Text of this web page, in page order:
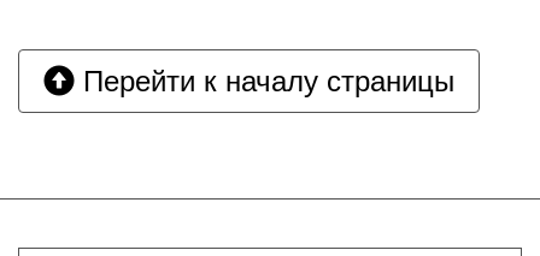
Перейти к началу страницы